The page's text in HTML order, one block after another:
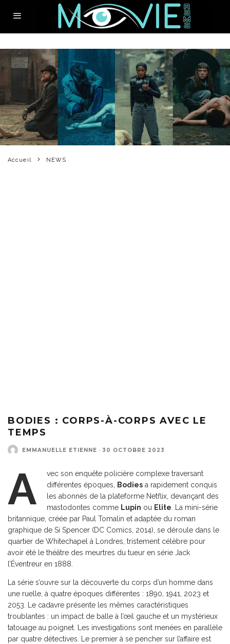
Accueil NEWS
BODIES : CORPS-À-CORPS AVEC LE
TEMPS
EMMANUELLE ETIENNE · 30 OCTOBRE 2023
A
vec son enquête policière complexe traversant
différentes époques,
Bodies a rapidement conquis
les abonnés de la plateforme Netflix, devançant des
mastodontes comme Lupin ou Elite . La mini-série
britannique, créée par Paul Tomalin et adaptée du roman
graphique de Si Spencer (DC Comics, 2014), se déroule dans le
quartier de Whitechapel à Londres, tristement célèbre pour
avoir été le théâtre des meurtres du tueur en série Jack
l’Éventreur en 1888.
La série s’ouvre sur la découverte du corps d’un homme dans
une ruelle, à quatre époques différentes : 1890, 1941, 2023 et
2053. Le cadavre présente les mêmes caractéristiques
troublantes : un impact de balle à l’œil gauche et un mystérieux
tatouage au poignet. Les investigations sont menées en parallèle
par quatre détectives. Le premier à se pencher sur l’affaire est